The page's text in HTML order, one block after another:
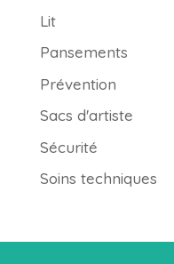
Lit
Pansements
Prévention
Sacs d'artiste
Sécurité
Soins techniques